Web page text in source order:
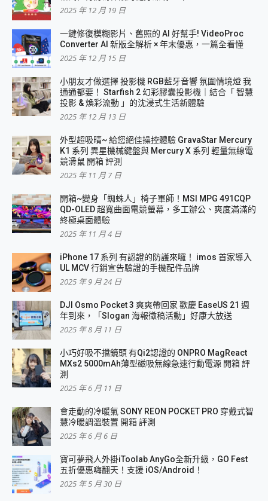
2025 年 12 月 19 日
一鍵修復模糊影片、舊照的 AI 好幫手! VideoProc
Converter AI 新版全解析 × 年末優惠，一篇全看懂
2025 年 12 月 15 日
小朋友才做選擇 投影機 RGB藍牙音響 氛圍情境燈 我
通通都要！ Starfish 2 幻彩膠囊投影機｜結合「 智慧
投影 & 煥彩流動 」的沈浸式生活新體驗
2025 年 12 月 13 日
外型超吸晴~ 給您絕佳操控體驗 GravaStar Mercury
K1 系列 異星機械鍵盤與 Mercury X 系列 輕量無線電
競滑鼠 開箱 評測
2025 年 11 月 7 日
開箱~變身「蜘蛛人」椅子軍師！MSI MPG 491CQP
QD-OLED 超寬曲面電競螢幕，多工辦公、爽度滿滿的
終極桌面體驗
2025 年 11 月 4 日
iPhone 17 系列 有認證的防護來囉！ imos 首家導入
UL MCV 行銷宣告驗證的手機配件品牌
2025 年 9 月 24 日
DJI Osmo Pocket 3 爽爽帶回家 歡慶 EaseUS 21 週
年到來，「Slogan 海報徵稿活動」好康大放送
2025 年 8 月 11 日
小巧好吸不擋鏡頭 有Qi2認證的 ONPRO MagReact
MXs2 5000mAh薄型磁吸無線急速行動電源 開箱 評
測
2025 年 6 月 11 日
會走動的冷暖氣 SONY REON POCKET PRO 穿戴式智
慧冷暖調溫裝置 開箱 評測
2025 年 6 月 6 日
寶可夢飛人外掛iToolab AnyGo全新升級，GO Fest
五折優惠嗨翻天！支援 iOS/Android！
2025 年 5 月 30 日